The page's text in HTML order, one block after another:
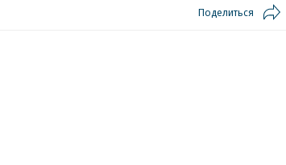
Поделиться